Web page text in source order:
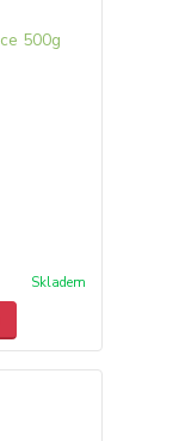
Skladem